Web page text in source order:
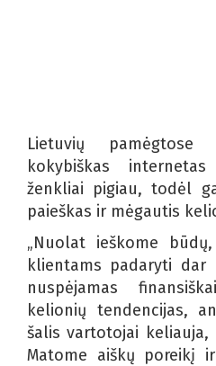
Lietuvių pamėgtose
kokybiškas
ženkliai pigiau, todėl
paieškas ir mėgautis
„Nuolat ieškome
klientams padaryti dar
nuspėjamas
kelionių tendencijas,
šalis vartotojai
Matome aiškų poreikį